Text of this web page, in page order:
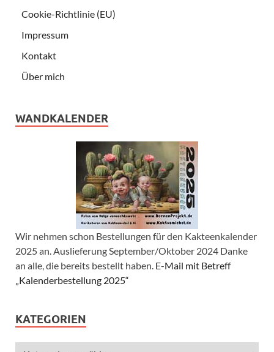
Cookie-Richtlinie (EU)
Impressum
Kontakt
Über mich
WANDKALENDER
Wir nehmen schon Bestellungen für den Kakteenkalender
2025 an. Auslieferung September/Oktober 2024 Danke
an alle, die bereits bestellt haben. E-Mail mit Betreff
„Kalenderbestellung 2025“
KATEGORIEN